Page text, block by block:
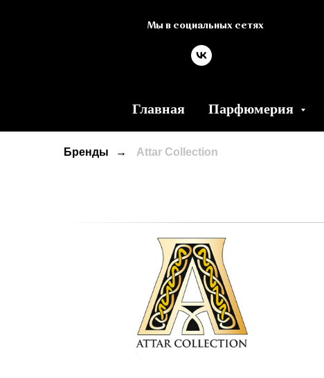
Мы в социальных сетях
Главная Парфюмерия
Бренды → Attar Collection